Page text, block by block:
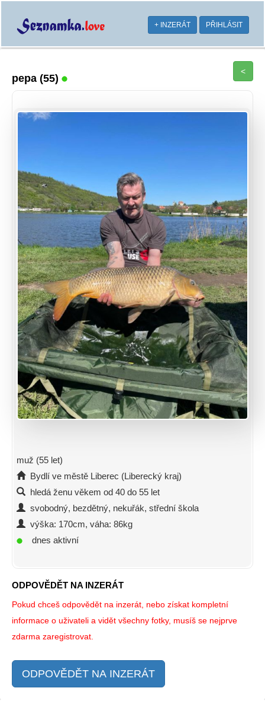
+ INZERÁT PŘIHLÁSIT
pepa (55)
<
muž (55 let)
Bydlí ve městě Liberec (Liberecký kraj)
hledá ženu věkem od 40 do 55 let
svobodný, bezdětný, nekuřák, střední škola
výška: 170cm, váha: 86kg
dnes aktivní
ODPOVĚDĚT NA INZERÁT
Pokud chceš odpovědět na inzerát, nebo získat kompletní
informace o uživateli a vidět všechny fotky, musíš se nejprve
zdarma zaregistrovat.
ODPOVĚDĚT NA INZERÁT